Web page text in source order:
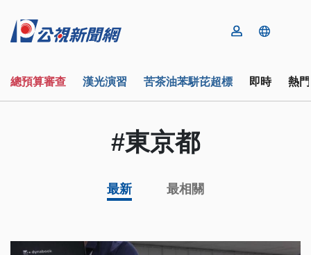
總預算審查 漢光演習 苦茶油苯駢芘超標 即時 熱
#東京都
最新 最相關